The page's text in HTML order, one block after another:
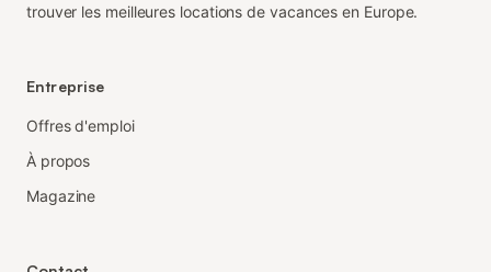
trouver les meilleures locations de vacances en Europe.
Entreprise
Offres d'emploi
À propos
Magazine